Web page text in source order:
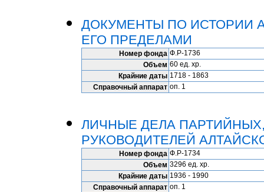
ДОКУМЕНТЫ ПО ИСТОРИИ
ЕГО ПРЕДЕЛАМИ
Номер фонда Ф.Р-1736
Объем 60 ед. хр.
Крайние даты 1718 - 1863
Справочный аппарат оп. 1
ЛИЧНЫЕ ДЕЛА
РУКОВОДИТЕЛЕЙ
Номер фонда Ф.Р-1734
Объем 3296 ед. хр.
Крайние даты 1936 - 1990
Справочный аппарат оп. 1